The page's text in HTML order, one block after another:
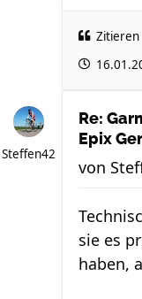
Zitieren
Steffen42
Re:
Epix
von
sie es
haben,